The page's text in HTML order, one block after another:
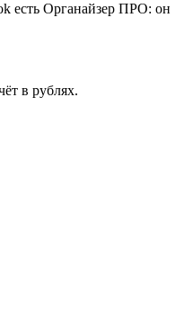
есть Органайзер ПРО: он
в рублях.